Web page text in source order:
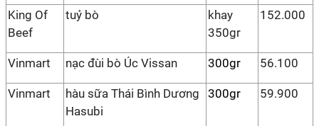
King Of
Beef
tuỷ bò
khay
350gr
152.000
Vinmart nạc đùi bò Úc Vissan 300gr 56.100
Vinmart
hàu sữa Thái Bình Dương
Hasubi
300gr 59.900